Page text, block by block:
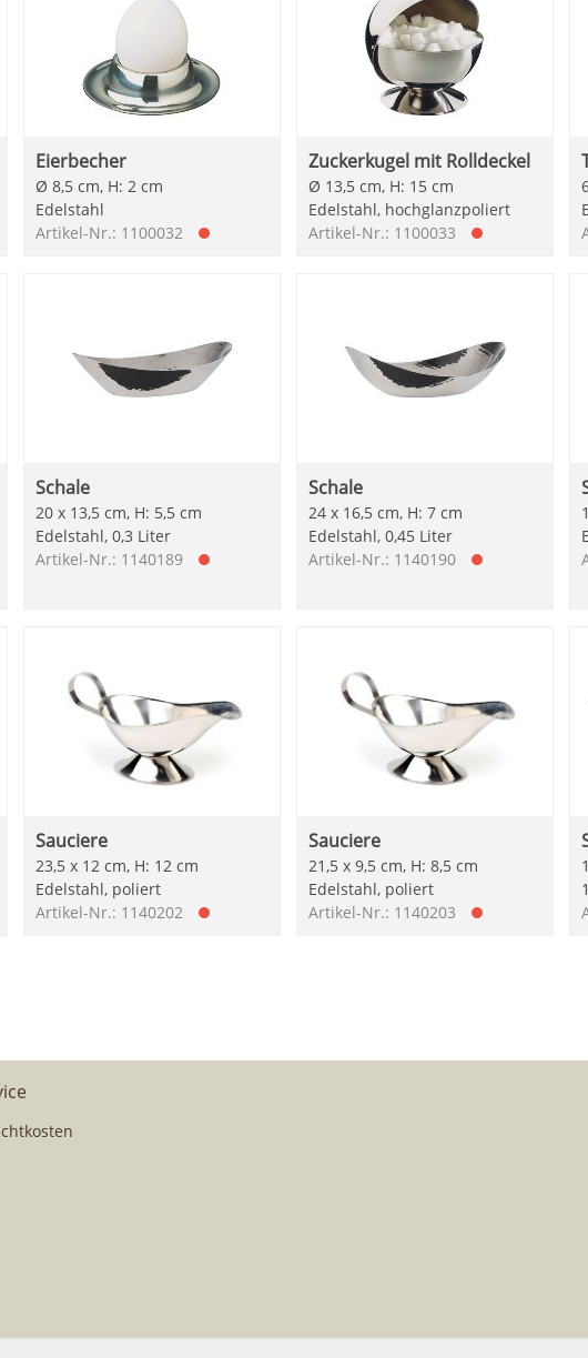
Eierbecher
Ø 8,5 cm, H: 2 cm
Edelstahl
Artikel-Nr.: 1100032
Zuckerkugel mit Rolldeckel
Ø 13,5 cm, H: 15 cm
Edelstahl, hochglanzpoliert
Artikel-Nr.: 1100033
Schale
20 x 13,5 cm, H: 5,5 cm
Edelstahl, 0,3 Liter
Artikel-Nr.: 1140189
Schale
24 x 16,5 cm, H: 7 cm
Edelstahl, 0,45 Liter
Artikel-Nr.: 1140190
Sauciere
23,5 x 12 cm, H: 12 cm
Edelstahl, poliert
Artikel-Nr.: 1140202
Sauciere
21,5 x 9,5 cm, H: 8,5 cm
Edelstahl, poliert
Artikel-Nr.: 1140203